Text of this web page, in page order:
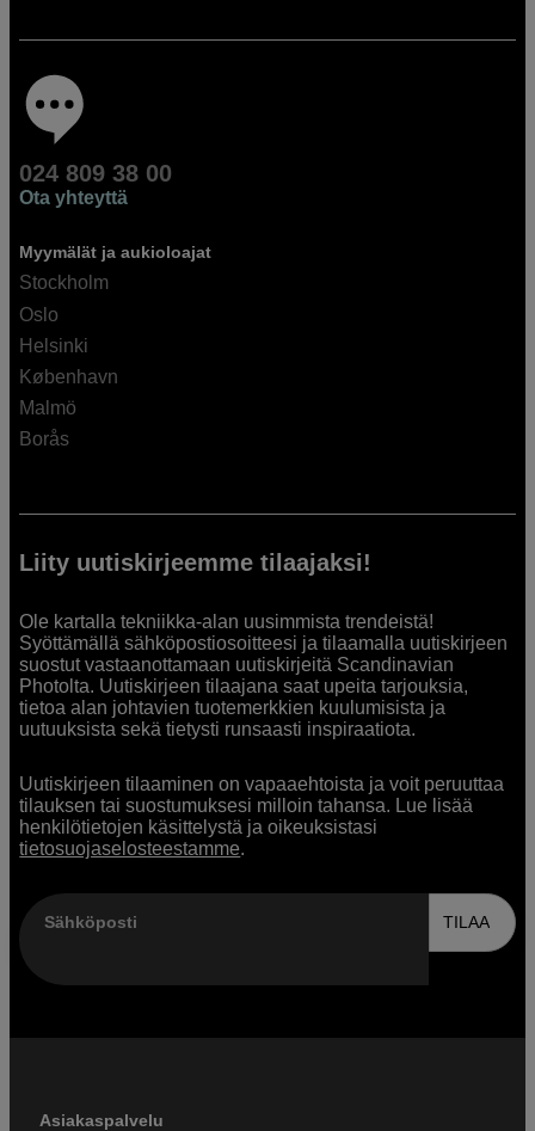
024 809 38 00
Ota yhteyttä
Myymälät ja aukioloajat
Stockholm
Oslo
Helsinki
København
Malmö
Borås
Liity uutiskirjeemme tilaajaksi!
Ole kartalla tekniikka-alan uusimmista trendeistä!
Syöttämällä sähköpostiosoitteesi ja tilaamalla uutiskirjeen
suostut vastaanottamaan uutiskirjeitä Scandinavian
Photolta. Uutiskirjeen tilaajana saat upeita tarjouksia,
tietoa alan johtavien tuotemerkkien kuulumisista ja
uutuuksista sekä tietysti runsaasti inspiraatiota.
Uutiskirjeen tilaaminen on vapaaehtoista ja voit peruuttaa
tilauksen tai suostumuksesi milloin tahansa. Lue lisää
henkilötietojen käsittelystä ja oikeuksistasi
tietosuojaselosteestamme.
Sähköposti TILAA
Asiakaspalvelu